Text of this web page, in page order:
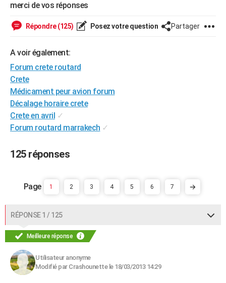
Art de vivre
Bien-être
Loisirs
Mode
Modes de vie
Alimentation
Guide de la santé
Maladies
Médicaments
Sommeil
VOYAGE
Destinations
City break
Voyage nature
Voyage de noces
Forum
Climat
+PHOTO
GUIDES D'ACHAT
BONS PLANS
Carte de Noël
Carte Bonne année
Carte Saint-Valentin
Carte Pâques
Carte d'anniversaire
DICTIONNAIRE
S'inscrire
Se connecter
Lycées
Collèges
Primaires
Universités
Entreprises
Service militaire
Avis de recherche
AVIS DE DÉCÈS
FORUM
Bricolage
Lifestyle
Culture
Sport
Auto
Television
Voyage
Cinema
merci de vos réponses
Répondre (125) Posez votre question Partager
A voir également:
Forum crete routard
Crete
Médicament peur avion forum
Décalage horaire crete
Crete en avril ✓
Forum routard marrakech ✓
125 réponses
1 2 3 4 5 6 7
RÉPONSE 1 / 125
Meilleure réponse
Utilisateur anonyme
Modifié par Crashounette le 18/03/2013 14:29